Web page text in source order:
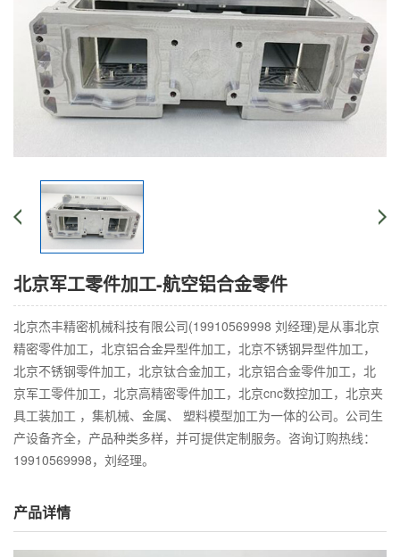
北京军工零件加工-航空铝合金零件
北京杰丰精密机械科技有限公司(19910569998 刘经理)是从事北京
精密零件加工，北京铝合金异型件加工，北京不锈钢异型件加工，
北京不锈钢零件加工，北京钛合金加工，北京铝合金零件加工，北
京军工零件加工，北京高精密零件加工，北京cnc数控加工，北京夹
具工装加工 ，集机械、金属、 塑料模型加工为一体的公司。公司生
产设备齐全，产品种类多样，并可提供定制服务。咨询订购热线：
19910569998，刘经理。
产品详情